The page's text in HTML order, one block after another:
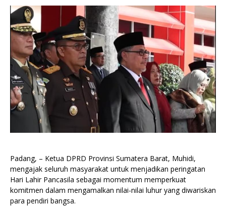
Padang, – Ketua DPRD Provinsi Sumatera Barat, Muhidi,
mengajak seluruh masyarakat untuk menjadikan peringatan
Hari Lahir Pancasila sebagai momentum memperkuat
komitmen dalam mengamalkan nilai-nilai luhur yang diwariskan
para pendiri bangsa.